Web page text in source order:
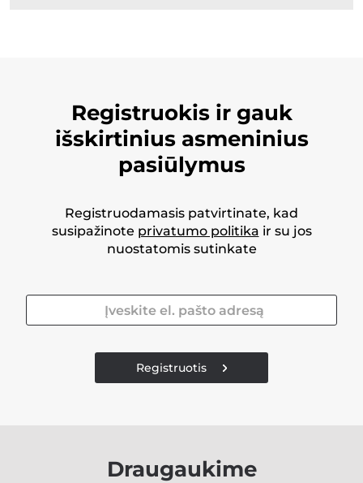
Registruokis ir gauk
išskirtinius asmeninius
pasiūlymus
Registruodamasis patvirtinate, kad
susipažinote privatumo politika ir su jos
nuostatomis sutinkate
Registruotis
Draugaukime